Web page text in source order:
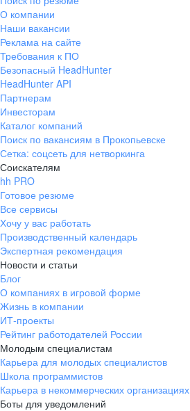
О компании
Наши вакансии
Реклама на сайте
Требования к ПО
Безопасный HeadHunter
HeadHunter API
Партнерам
Инвесторам
Каталог компаний
Поиск по вакансиям в Прокопьевске
Сетка: соцсеть для нетворкинга
Соискателям
hh PRO
Готовое резюме
Все сервисы
Хочу у вас работать
Производственный календарь
Экспертная рекомендация
Новости и статьи
Блог
О компаниях в игровой форме
Жизнь в компании
ИТ-проекты
Рейтинг работодателей России
Молодым специалистам
Карьера для молодых специалистов
Школа программистов
Карьера в некоммерческих организациях
Боты для уведомлений